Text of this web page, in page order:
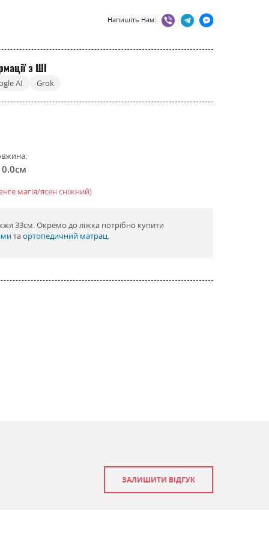
Напишіть Нам:
з ШІ
AI Grok
магія/ясен сніжний)
33см. Окремо до ліжка потрібно купити
таортопедичний матрац
ЗАЛИШИТИ ВІДГУК